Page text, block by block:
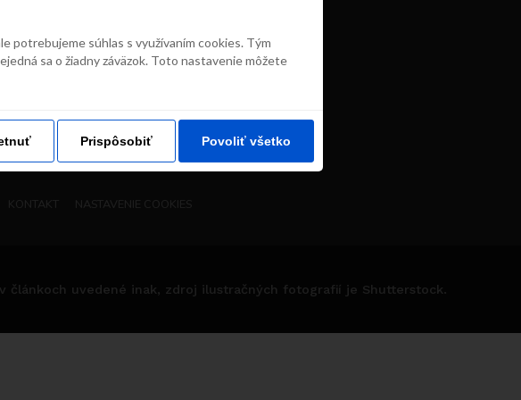
uvedené inak, zdroj ilustračných fotografií je Shutterstock.
potrebujeme súhlas s využívaním cookies. Tým
sa o žiadny záväzok. Toto nastavenie môžete
Prispôsobiť Povoliť všetko